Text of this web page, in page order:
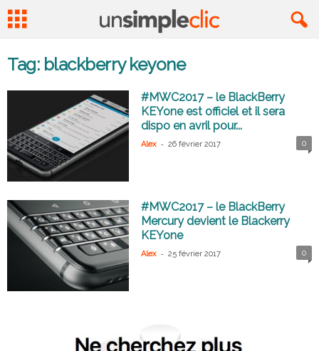
Tag: blackberry keyone
#MWC2017 – le BlackBerry
KEYone est officiel et il sera
dispo en avril pour...
Alex - 26 février 2017 0
#MWC2017 – le BlackBerry
Mercury devient le Blackerry
KEYone
Alex - 25 février 2017 0